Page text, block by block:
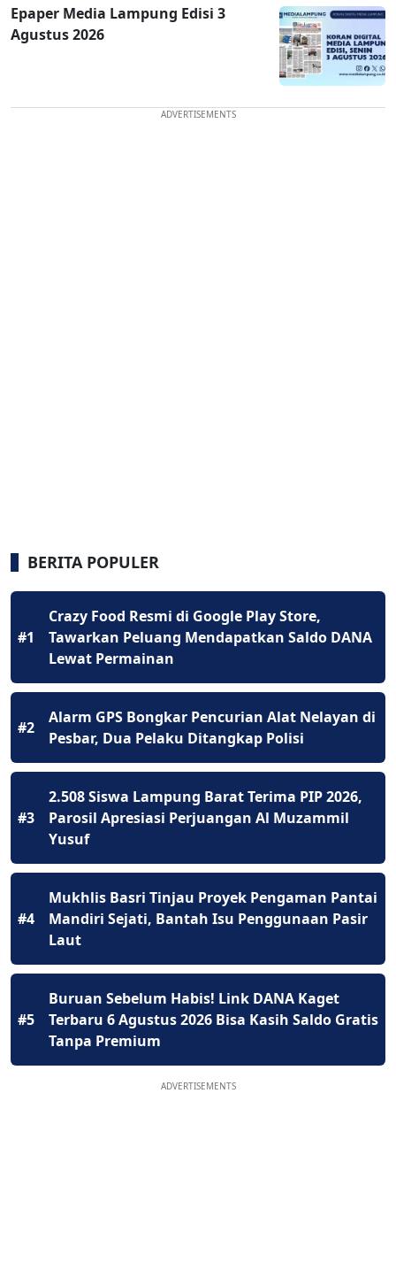
Epaper Media Lampung Edisi 3
Agustus 2026
ADVERTISEMENTS
BERITA POPULER
#1
Crazy Food Resmi di Google Play Store,
Tawarkan Peluang Mendapatkan Saldo DANA
Lewat Permainan
#2
Alarm GPS Bongkar Pencurian Alat Nelayan di
Pesbar, Dua Pelaku Ditangkap Polisi
#3
2.508 Siswa Lampung Barat Terima PIP 2026,
Parosil Apresiasi Perjuangan Al Muzammil
Yusuf
#4
Mukhlis Basri Tinjau Proyek Pengaman Pantai
Mandiri Sejati, Bantah Isu Penggunaan Pasir
Laut
#5
Buruan Sebelum Habis! Link DANA Kaget
Terbaru 6 Agustus 2026 Bisa Kasih Saldo Gratis
Tanpa Premium
ADVERTISEMENTS